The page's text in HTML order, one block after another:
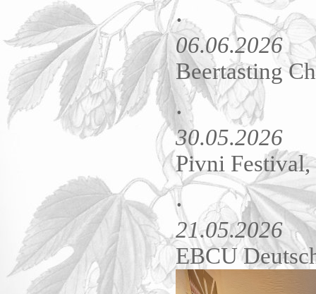
.
06.06.2026
Beertasting
.
30.05.2026
Pivni
.
21.05.2026
EBCU